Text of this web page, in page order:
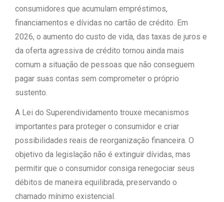
consumidores que acumulam empréstimos,
financiamentos e dívidas no cartão de crédito. Em
2026, o aumento do custo de vida, das taxas de juros e
da oferta agressiva de crédito tornou ainda mais
comum a situação de pessoas que não conseguem
pagar suas contas sem comprometer o próprio
sustento.
A Lei do Superendividamento trouxe mecanismos
importantes para proteger o consumidor e criar
possibilidades reais de reorganização financeira. O
objetivo da legislação não é extinguir dívidas, mas
permitir que o consumidor consiga renegociar seus
débitos de maneira equilibrada, preservando o
chamado mínimo existencial.